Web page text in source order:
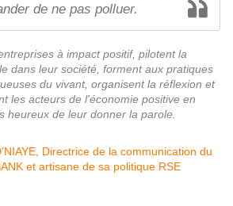
de ne pas polluer.
à impact positif, pilotent la
dans leur société, forment aux pratiques
du vivant, organisent la réflexion et
les acteurs de l'économie positive en
heureux de leur donner la parole.